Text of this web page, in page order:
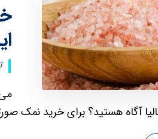
آگاه هستید؟ برای خرید نمک